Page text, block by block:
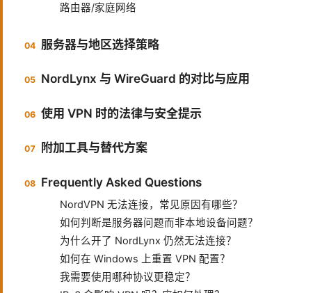
路由器/家庭网络
服务器与地区选择策略
NordLynx 与 WireGuard 的对比与应用
使用 VPN 时的法律与安全提示
附加工具与替代方案
Frequently Asked Questions
NordVPN 无法连接，常见原因有哪些？
如何判断是服务器问题而非本地设备问题？
为什么开了 NordLynx 仍然无法连接？
如何在 Windows 上重置 VPN 配置？
我需要使用哪种协议更稳定？